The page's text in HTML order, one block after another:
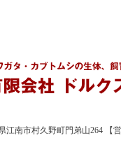
江南市村久野町門弟山264 【